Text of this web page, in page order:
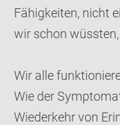
Fähigkeiten, nicht
wir schon
Wir alle
Wie der
Wiederkehr von